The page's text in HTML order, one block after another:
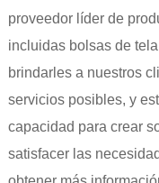
proveedor líder de
incluidas bolsas de
brindarles a nuestros
servicios posibles, y
capacidad para crear
satisfacer las